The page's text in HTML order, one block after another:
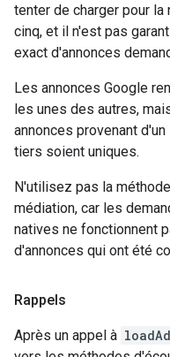
tenter de charger pour
cinq, et il n'est pas
exact d'annonces
Les annonces Google
les unes des autres,
annonces provenant
tiers soient uniques.
N'utilisez pas la méthode
médiation, car les
natives ne fonctionnent
d'annonces qui ont été
Rappels
Après un appel à